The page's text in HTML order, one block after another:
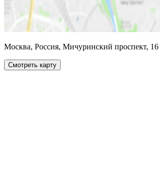
Москва, Россия, Мичуринский проспект, 16
Смотреть карту